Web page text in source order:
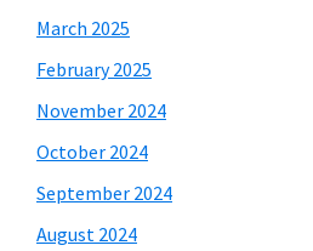
March 2025
February 2025
November 2024
October 2024
September 2024
August 2024